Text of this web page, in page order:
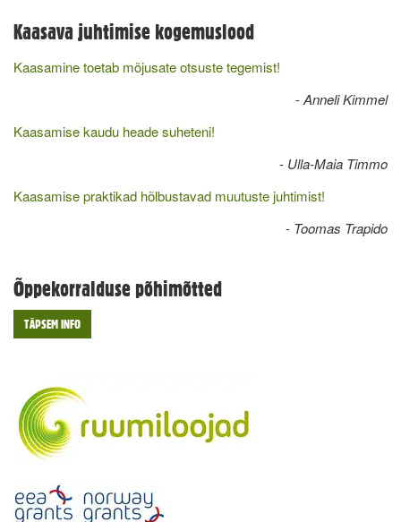
Kaasava juhtimise kogemuslood
Kaasamine toetab mõjusate otsuste tegemist!
-Anneli Kimmel
Kaasamise kaudu heade suheteni!
- Ulla-Maia Timmo
Kaasamise praktikad hõlbustavad muutuste juhtimist!
- Toomas Trapido
Õppekorralduse põhimõtted
TÄPSEM INFO